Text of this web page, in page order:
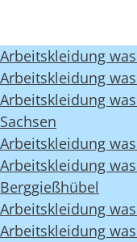
Arbeitskleidung
Arbeitskleidung
Arbeitskleidung
Sachsen
Arbeitskleidung
Arbeitskleidung
Berggießhübel
Arbeitskleidung
Arbeitskleidung